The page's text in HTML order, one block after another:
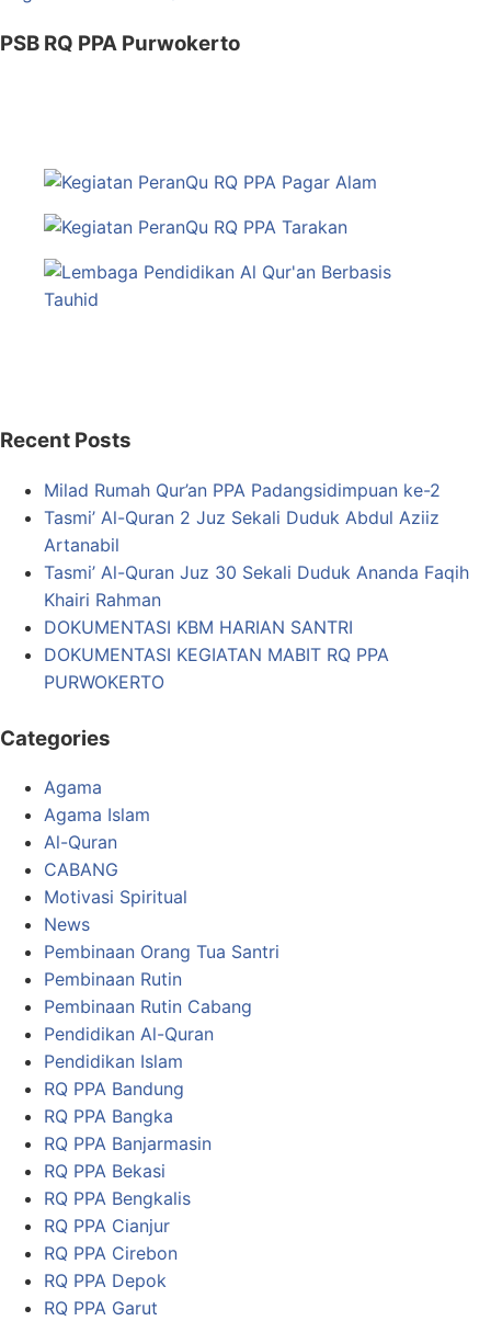
PSB RQ PPA Purwokerto
Recent Posts
Milad Rumah Qur’an PPA Padangsidimpuan ke-2
Tasmi’ Al-Quran 2 Juz Sekali Duduk Abdul Aziiz
Artanabil
Tasmi’ Al-Quran Juz 30 Sekali Duduk Ananda Faqih
Khairi Rahman
DOKUMENTASI KBM HARIAN SANTRI
DOKUMENTASI KEGIATAN MABIT RQ PPA
PURWOKERTO
Categories
Agama
Agama Islam
Al-Quran
CABANG
Motivasi Spiritual
News
Pembinaan Orang Tua Santri
Pembinaan Rutin
Pembinaan Rutin Cabang
Pendidikan Al-Quran
Pendidikan Islam
RQ PPA Bandung
RQ PPA Bangka
RQ PPA Banjarmasin
RQ PPA Bekasi
RQ PPA Bengkalis
RQ PPA Cianjur
RQ PPA Cirebon
RQ PPA Depok
RQ PPA Garut